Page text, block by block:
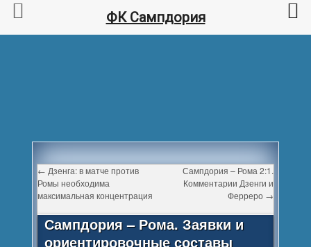
← Дзенга: в матче против
Ромы необходима
максимальная концентрация
Сампдория – Рома 2:1.
Комментарии Дзенги и
Ферреро →
Сампдория – Рома. Заявки и
ориентировочные составы
ФК Сампдория